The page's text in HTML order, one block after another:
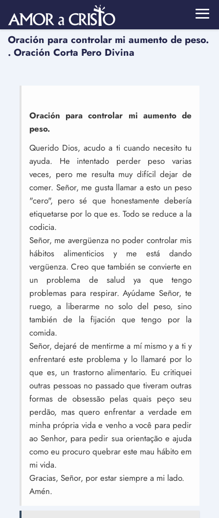
Oración para controlar mi aumento de peso.
. Oración Corta Pero Divina
Oración para controlar mi aumento de
peso.
Querido Dios, acudo a ti cuando necesito tu
ayuda. He intentado perder peso varias
veces, pero me resulta muy difícil dejar de
comer. Señor, me gusta llamar a esto un peso
"cero", pero sé que honestamente debería
etiquetarse por lo que es. Todo se reduce a la
codicia.
Señor, me avergüenza no poder controlar mis
hábitos alimenticios y me está dando
vergüenza. Creo que también se convierte en
un problema de salud ya que tengo
problemas para respirar. Ayúdame Señor, te
ruego, a liberarme no solo del peso, sino
también de la fijación que tengo por la
comida.
Señor, dejaré de mentirme a mí mismo y a ti y
enfrentaré este problema y lo llamaré por lo
que es, un trastorno alimentario. Eu critiquei
outras pessoas no passado que tiveram outras
formas de obsessão pelas quais peço seu
perdão, mas quero enfrentar a verdade em
minha própria vida e venho a você para pedir
ao Senhor, para pedir sua orientação e ajuda
como eu procuro quebrar este mau hábito em
mi vida.
Gracias, Señor, por estar siempre a mi lado.
Amén.